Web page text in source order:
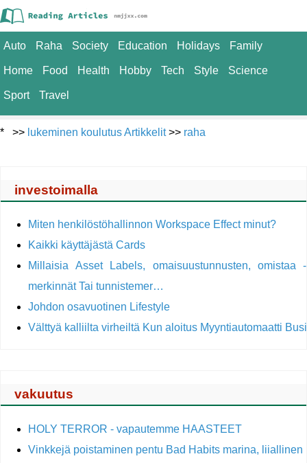
Auto Raha Society Education Holidays Family
Home Food Health Hobby Tech Style Science
Sport Travel
* >> lukeminen koulutus Artikkelit>> raha
investoimalla
Miten henkilöstöhallinnon Workspace Effect minut?
Kaikki käyttäjästä Cards
Millaisia ​​Asset Labels, omaisuustunnusten, omistaa -
merkinnät Tai tunnistemer…
Johdon osavuotinen Lifestyle
Välttyä kalliilta virheiltä Kun aloitus Myyntiautomaatti
vakuutus
HOLY TERROR - vapautemme HAASTEET
Vinkkejä poistaminen pentu Bad Habits marina,